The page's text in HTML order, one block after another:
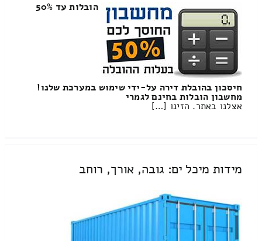
הובלות עד 50%
חיסכון בהובלת דירה על-ידי שימוש במערכת שלנו!
מחשבון הובלות בחינם לגמרי
אצלנו באתר. הזינו […]
מידות מיכל ים: גובה, אורך, רוחב